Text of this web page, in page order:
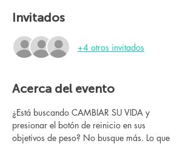
Invitados
+4 otros invitados
Acerca del evento
¿Está buscando CAMBIAR SU VIDA y
presionar el botón de reinicio en sus
objetivos de peso? No busque más. Lo que